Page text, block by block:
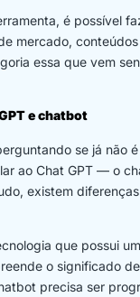
é possível
mercado,
essa que vem
e chatbot
se já não
ao Chat GPT — o
existem
que possui
o significado
precisa ser